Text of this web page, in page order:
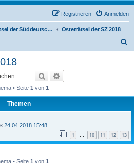
Anmelden
Registrieren
Rätsel der Süddeutschen Zeitung Osterrätsel der SZ 2018
Suche
• Seite 1 von 1
Themen
« 24.04.2018 15:48
1 … 10 11 12 13
• Seite 1 von 1